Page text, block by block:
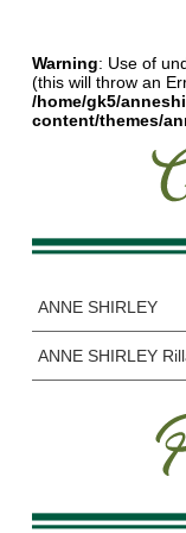
Warning: Use of
(this will throw an
/home/gk5/
content/themes/
ANNE SHIRLEY
ANNE SHIRLEY